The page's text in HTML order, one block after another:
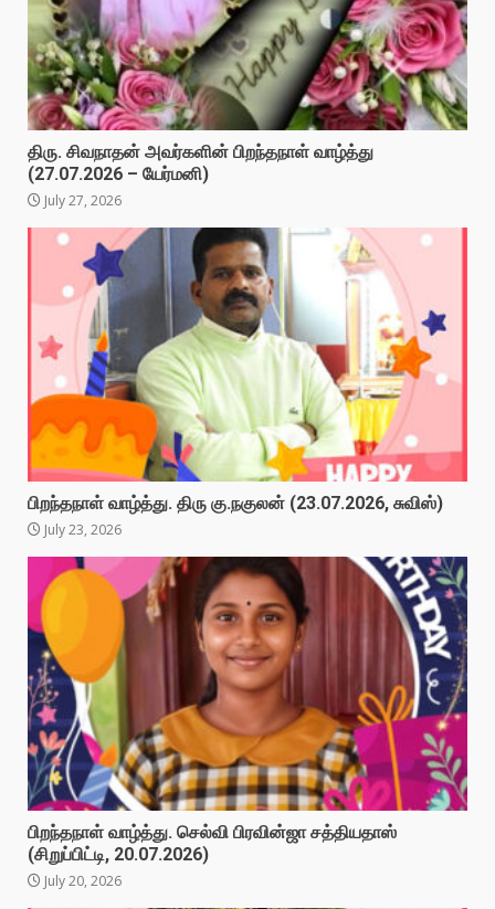
திரு. சிவநாதன் அவர்களின் பிறந்தநாள் வாழ்த்து
(27.07.2026 – யேர்மனி)
July 27, 2026
பிறந்தநாள் வாழ்த்து. திரு கு.நகுலன் (23.07.2026, சுவிஸ்)
July 23, 2026
பிறந்தநாள் வாழ்த்து. செல்வி பிரவின்ஜா சத்தியதாஸ்
(சிறுப்பிட்டி, 20.07.2026)
July 20, 2026